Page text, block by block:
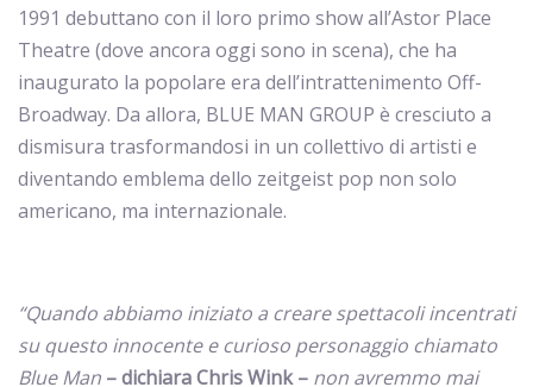
1991 debuttano con il loro primo show all’Astor Place
Theatre (dove ancora oggi sono in scena), che ha
inaugurato la popolare era dell’intrattenimento Off-
Broadway. Da allora, BLUE MAN GROUP è cresciuto a
dismisura trasformandosi in un collettivo di artisti e
diventando emblema dello zeitgeist pop non solo
americano, ma internazionale.
“Quando abbiamo iniziato a creare spettacoli incentrati
su questo innocente e curioso personaggio chiamato
Blue Man – dichiara Chris Wink – non avremmo mai